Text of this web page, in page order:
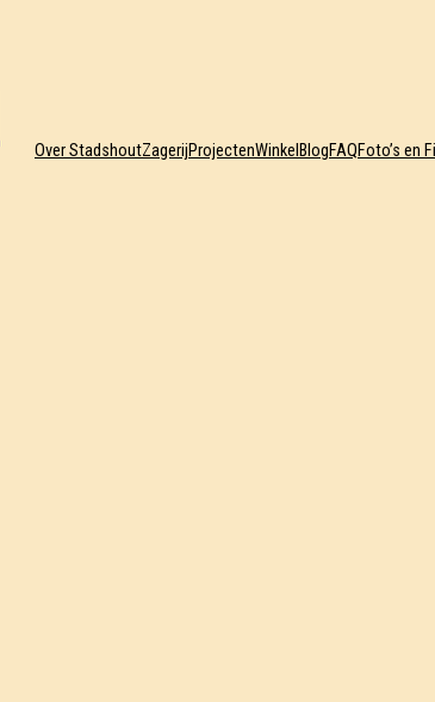
Over StadshoutZagerijProjectenWinkel BlogFAQFoto’s en